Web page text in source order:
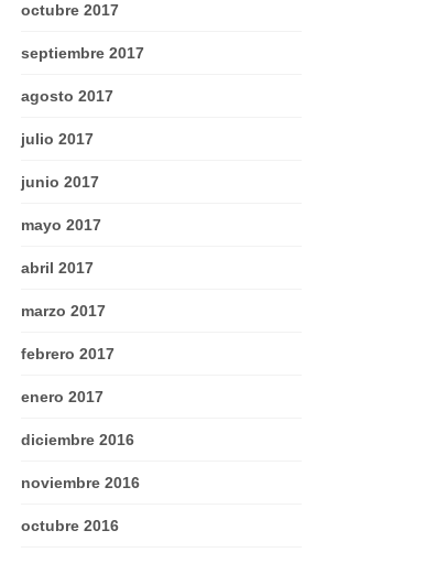
octubre 2017
septiembre 2017
agosto 2017
julio 2017
junio 2017
mayo 2017
abril 2017
marzo 2017
febrero 2017
enero 2017
diciembre 2016
noviembre 2016
octubre 2016